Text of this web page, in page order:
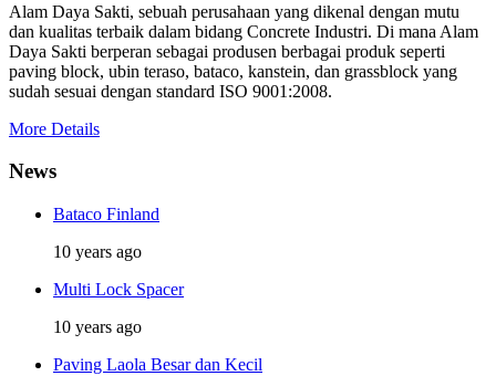
Alam Daya Sakti, sebuah perusahaan yang dikenal dengan mutu
dan kualitas terbaik dalam bidang Concrete Industri. Di mana Alam
Daya Sakti berperan sebagai produsen berbagai produk seperti
paving block, ubin teraso, bataco, kanstein, dan grassblock yang
sudah sesuai dengan standard ISO 9001:2008.
More Details
News
Bataco Finland
10 years ago
Multi Lock Spacer
10 years ago
Paving Laola Besar dan Kecil